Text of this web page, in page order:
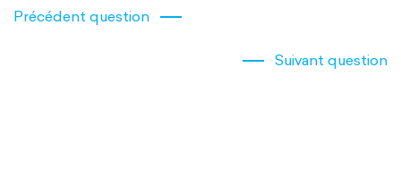
Précédent question
Suivant question